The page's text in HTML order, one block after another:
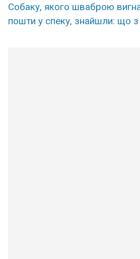
Собаку, якого шваброю
пошти у спеку, знайшли: що